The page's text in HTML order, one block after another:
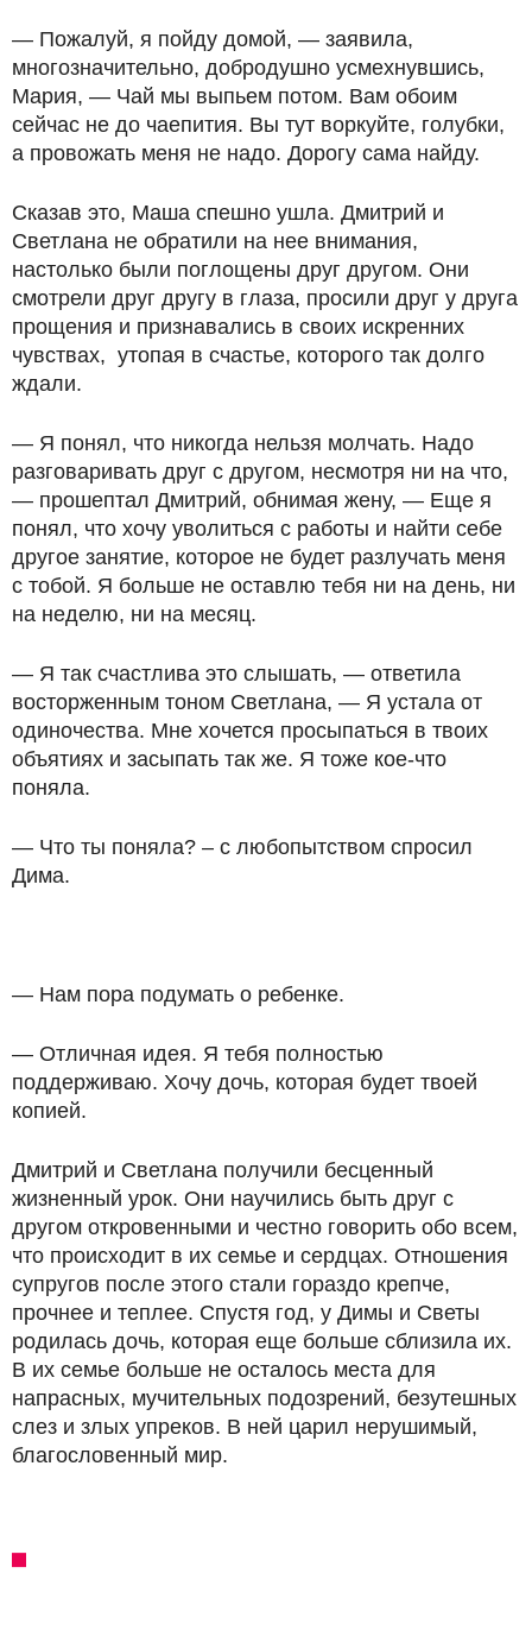
— Пожалуй, я пойду домой, — заявила,
многозначительно, добродушно усмехнувшись,
Мария, — Чай мы выпьем потом. Вам обоим
сейчас не до чаепития. Вы тут воркуйте, голубки,
а провожать меня не надо. Дорогу сама найду.
Сказав это, Маша спешно ушла. Дмитрий и
Светлана не обратили на нее внимания,
настолько были поглощены друг другом. Они
смотрели друг другу в глаза, просили друг у друга
прощения и признавались в своих искренних
чувствах, утопая в счастье, которого так долго
ждали.
— Я понял, что никогда нельзя молчать. Надо
разговаривать друг с другом, несмотря ни на что,
— прошептал Дмитрий, обнимая жену, — Еще я
понял, что хочу уволиться с работы и найти себе
другое занятие, которое не будет разлучать меня
с тобой. Я больше не оставлю тебя ни на день, ни
на неделю, ни на месяц.
— Я так счастлива это слышать, — ответила
восторженным тоном Светлана, — Я устала от
одиночества. Мне хочется просыпаться в твоих
объятиях и засыпать так же. Я тоже кое-что
поняла.
— Что ты поняла? – с любопытством спросил
Дима.
— Нам пора подумать о ребенке.
— Отличная идея. Я тебя полностью
поддерживаю. Хочу дочь, которая будет твоей
копией.
Дмитрий и Светлана получили бесценный
жизненный урок. Они научились быть друг с
другом откровенными и честно говорить обо всем,
что происходит в их семье и сердцах. Отношения
супругов после этого стали гораздо крепче,
прочнее и теплее. Спустя год, у Димы и Светы
родилась дочь, которая еще больше сблизила их.
В их семье больше не осталось места для
напрасных, мучительных подозрений, безутешных
слез и злых упреков. В ней царил нерушимый,
благословенный мир.